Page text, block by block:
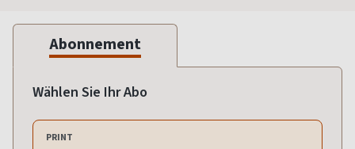
Abonnement
Wählen Sie Ihr Abo
PRINT